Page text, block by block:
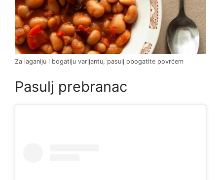
Za laganiju i bogatiju varijantu, pasulj obogatite povrćem
Pasulj prebranac